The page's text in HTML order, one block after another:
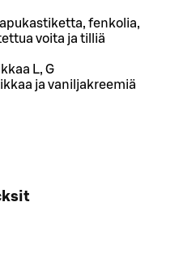
fenkolia,
voita ja tilliä
L, G
ja vaniljakreemiä